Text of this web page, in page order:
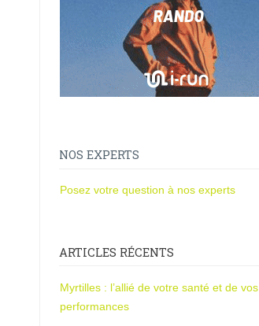
NOS EXPERTS
Posez votre question à nos experts
ARTICLES RÉCENTS
Myrtilles : l’allié de votre santé et de vos
performances